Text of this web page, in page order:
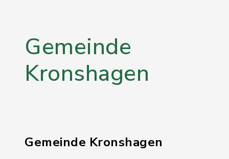
Gemeinde
Kronshagen
Gemeinde Kronshagen